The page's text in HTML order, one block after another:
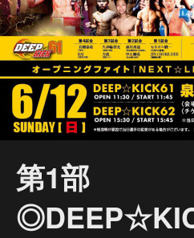
第1部